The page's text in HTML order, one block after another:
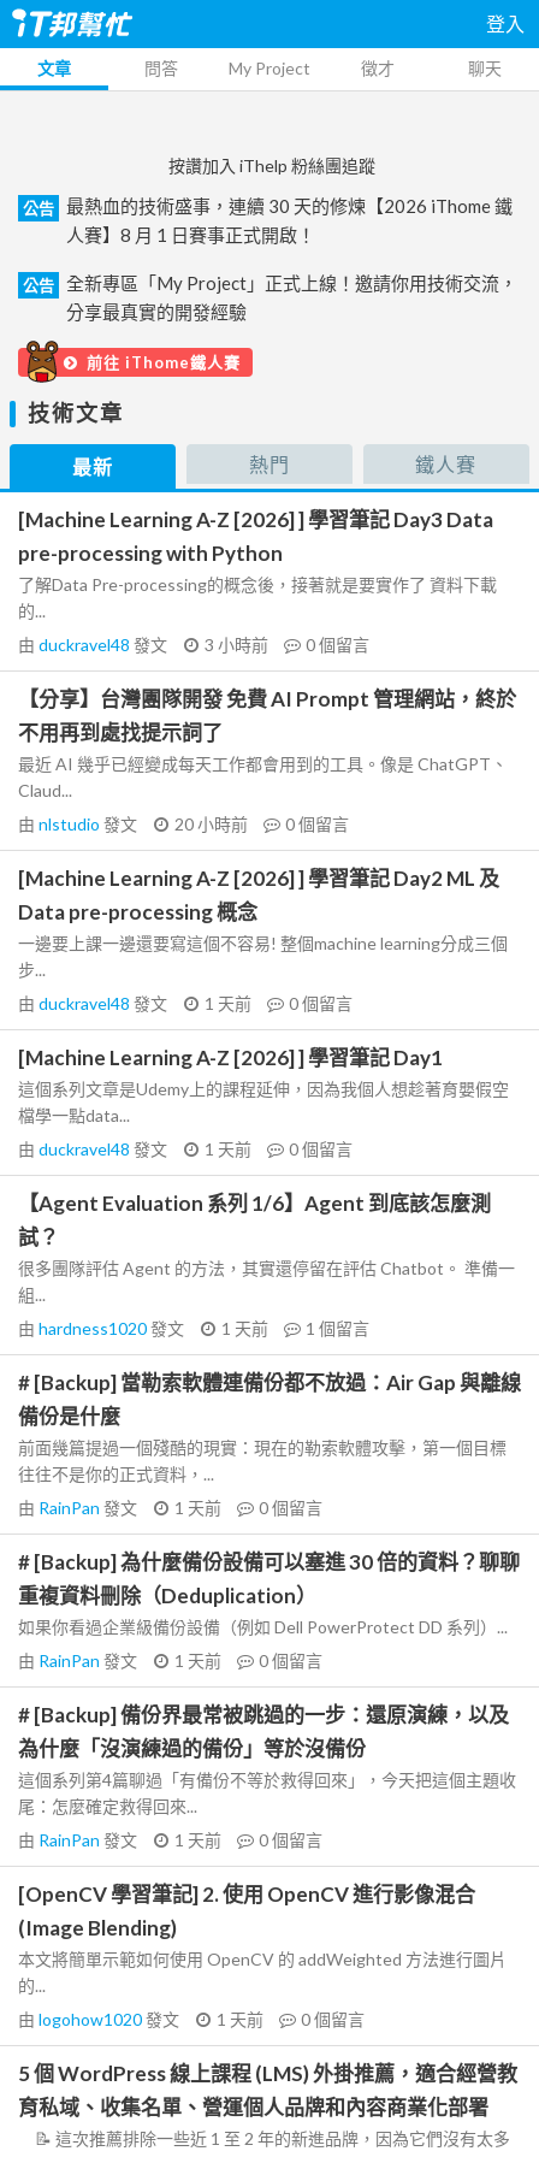
登入
文章 問答 My Project 徵才 聊天
按讚加入 iThelp 粉絲團追蹤
公告
最熱血的技術盛事，連續 30 天的修煉【2026 iThome 鐵
人賽】8 月 1 日賽事正式開啟！
公告
全新專區「My Project」正式上線！邀請你用技術交流，
分享最真實的開發經驗
前往 iThome鐵人賽
技術文章
最新 熱門 鐵人賽
[Machine Learning A-Z [2026] ] 學習筆記 Day3 Data
pre-processing with Python
了解Data Pre-processing的概念後，接著就是要實作了 資料下載
的...
由 duckravel48 發文 3 小時前 0個留言
【分享】台灣團隊開發 免費 AI Prompt 管理網站，終於
不用再到處找提示詞了
最近 AI 幾乎已經變成每天工作都會用到的工具。像是 ChatGPT、
Claud...
由 nlstudio 發文 20 小時前 0個留言
[Machine Learning A-Z [2026] ] 學習筆記 Day2 ML 及
Data pre-processing 概念
一邊要上課一邊還要寫這個不容易! 整個machine learning分成三個
步...
由 duckravel48 發文 1 天前 0個留言
[Machine Learning A-Z [2026] ] 學習筆記 Day1
這個系列文章是Udemy上的課程延伸，因為我個人想趁著育嬰假空
檔學一點data...
由 duckravel48 發文 1 天前 0個留言
【Agent Evaluation 系列 1/6】Agent 到底該怎麼測
試？
很多團隊評估 Agent 的方法，其實還停留在評估 Chatbot。 準備一
組...
由 hardness1020發文 1 天前 1 個留言
# [Backup] 當勒索軟體連備份都不放過：Air Gap 與離線
備份是什麼
前面幾篇提過一個殘酷的現實：現在的勒索軟體攻擊，第一個目標
往往不是你的正式資料，...
由 RainPan 發文 1 天前 0個留言
# [Backup] 為什麼備份設備可以塞進 30 倍的資料？聊聊
重複資料刪除（Deduplication）
如果你看過企業級備份設備（例如 Dell PowerProtect DD 系列）...
由 RainPan 發文 1 天前 0個留言
# [Backup] 備份界最常被跳過的一步：還原演練，以及
為什麼「沒演練過的備份」等於沒備份
這個系列第4篇聊過「有備份不等於救得回來」，今天把這個主題收
尾：怎麼確定救得回來...
由 RainPan 發文 1 天前 0個留言
[OpenCV 學習筆記] 2. 使用 OpenCV 進行影像混合
(Image Blending)
本文將簡單示範如何使用 OpenCV 的 addWeighted 方法進行圖片
的...
由 logohow1020發文 1 天前 0個留言
5 個 WordPress 線上課程 (LMS) 外掛推薦，適合經營教
育私域、收集名單、營運個人品牌和內容商業化部署
📝 這次推薦排除一些近 1 至 2 年的新進品牌，因為它們沒有太多